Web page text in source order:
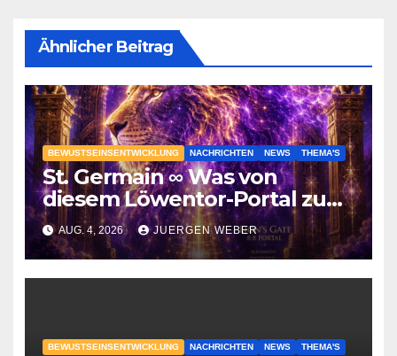
Ähnlicher Beitrag
BEWUSTSEINSENTWICKLUNG NACHRICHTEN NEWS THEMA'S
St. Germain ∞ Was von
diesem Löwentor-Portal zu
erwarten ist
AUG. 4, 2026 JUERGEN WEBER
BEWUSTSEINSENTWICKLUNG NACHRICHTEN NEWS THEMA'S